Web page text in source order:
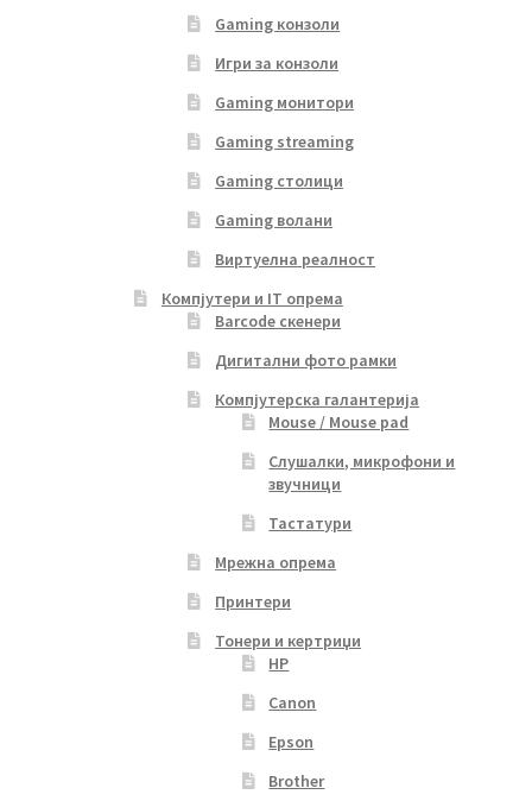
Gaming конзоли
Игри за конзоли
Gaming монитори
Gaming streaming
Gaming столици
Gaming волани
Виртуелна реалност
Компјутери и IT опрема
Barcode скенери
Дигитални фото рамки
Компјутерска галантерија
Mouse / Mouse pad
Слушалки, микрофони и
звучници
Тастатури
Мрежна опрема
Принтери
Тонери и кертриџи
HP
Canon
Epson
Brother